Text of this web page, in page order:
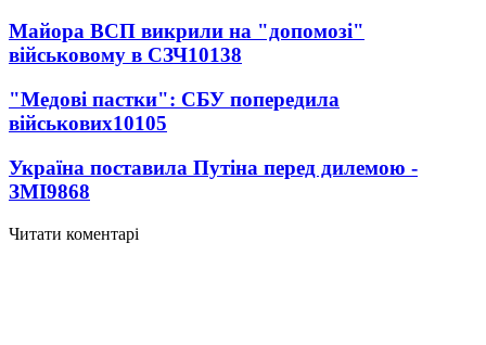
Майора ВСП викрили на "допомозі"
військовому в СЗЧ10138
"Медові пастки": СБУ попередила
військових10105
Україна поставила Путіна перед дилемою -
ЗМІ9868
Читати коментарі